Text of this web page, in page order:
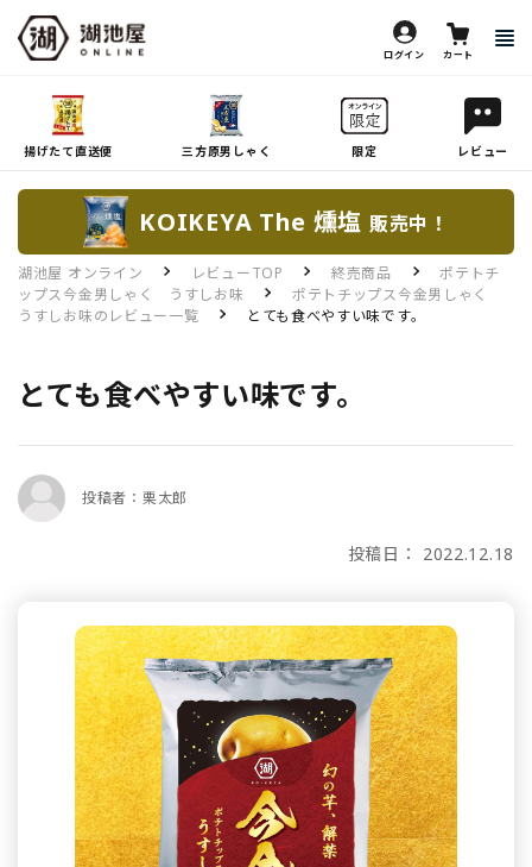
ログイン カート
揚げたて直送便 三方原男しゃく 限定 レビュー
KOIKEYA The 燻塩 販売中！
湖池屋 オンライン レビューTOP 終売商品
ポテトチ
ップス今金男しゃく うすしお味
ポテトチップス今金男しゃく
うすしお味のレビュー一覧
とても食べやすい味です。
とても食べやすい味です。
投稿者：栗太郎
投稿日： 2022.12.18